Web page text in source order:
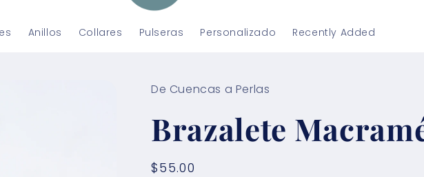
Anillos Collares Pulseras Personalizado Recently Added
De Cuencas a Perlas
Brazalete
Precio
$55.00